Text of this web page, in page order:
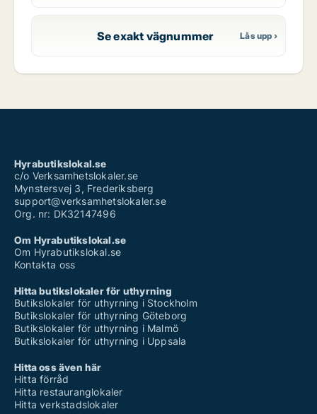
Se exakt vägnummer
Hyrabutikslokal.se
c/o Verksamhetslokaler.se
Mynstersvej 3, Frederiksberg
support@verksamhetslokaler.se
Org. nr: DK32147496
Om Hyrabutikslokal.se
Om Hyrabutikslokal.se
Kontakta oss
Hitta butikslokaler för uthyrning
Butikslokaler för uthyrning i Stockholm
Butikslokaler för uthyrning Göteborg
Butikslokaler för uthyrning i Malmö
Butikslokaler för uthyrning i Uppsala
Hitta oss även här
Hitta förråd
Hitta restauranglokaler
Hitta verkstadslokaler